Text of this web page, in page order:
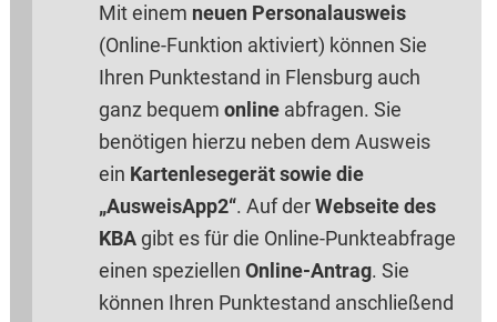
Mit einem neuen Personalausweis
(Online-Funktion aktiviert) können Sie
Ihren Punktestand in Flensburg auch
ganz bequem onlineabfragen. Sie
benötigen hierzu neben dem Ausweis
ein Kartenlesegerät sowie die
„AusweisApp2“. Auf derWebseite des
KBAgibt es für die Online-Punkteabfrage
einen speziellen Online-Antrag. Sie
können Ihren Punktestand anschließend